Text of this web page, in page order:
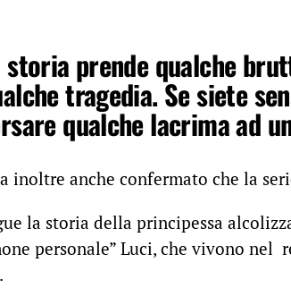
storia prende qualche
tragedia. Se siete
qualche lacrima ad
inoltre anche confermato che la
la storia della principessa
personale” Luci, che vivono nel